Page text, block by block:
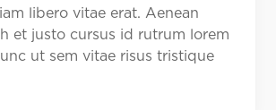
libero vitae erat. Aenean
et justo cursus id rutrum lorem
ut sem vitae risus tristique